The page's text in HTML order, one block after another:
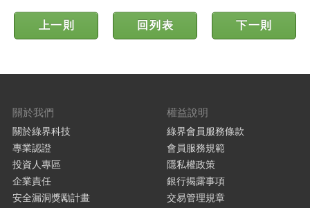
上一則 回列表 下一則
關於我們
關於綠界科技
專業認證
投資人專區
企業責任
安全漏洞獎勵計畫
權益說明
綠界會員服務條款
會員服務規範
隱私權政策
銀行揭露事項
交易管理規章